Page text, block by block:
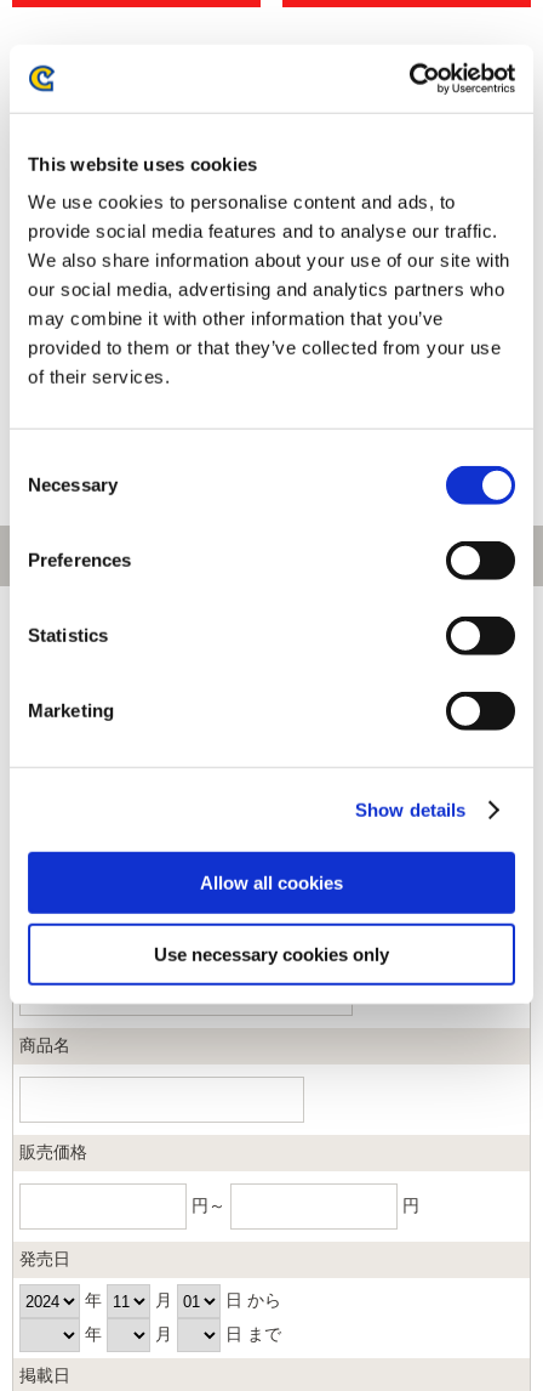
This website uses cookies
We use cookies to personalise content and ads, to
provide social media features and to analyse our traffic.
We also share information about your use of our site with
our social media, advertising and analytics partners who
may combine it with other information that you’ve
provided to them or that they’ve collected from your use
of their services.
Selection
Necessary
Preferences
Statistics
Marketing
Show details
Allow all cookies
Use necessary cookies only
ストリートファイター6 バッテ
ンアクリルスタンド C.ヴァイパ
ー
ストリートファイター6 バッテ
ンアクリルスタンド マノン
カテゴリ
ジャンル
商品名
販売価格
円～ 円
発売日
年 月
日 から
年
月 日 まで
掲載日